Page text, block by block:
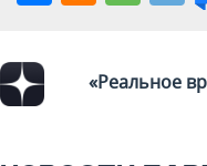
«Реальное